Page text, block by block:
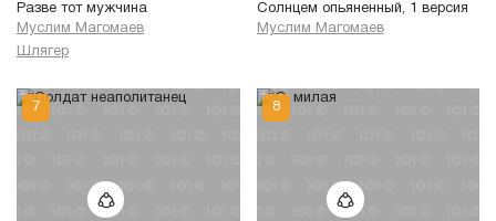
Разве тот мужчина
Муслим Магомаев
Шлягер
Солнцем опьяненный, 1 версия
Муслим Магомаев